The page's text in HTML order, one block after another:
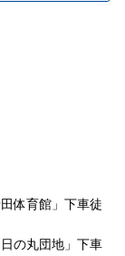
体育館」下車徒
の丸団地」下車